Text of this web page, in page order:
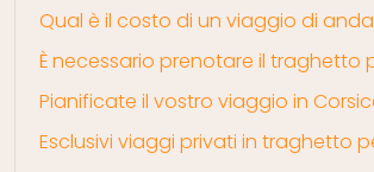
Qual è il costo di un viaggio di
È necessario prenotare il
Pianificate il vostro viaggio in
Esclusivi viaggi privati in traghetto